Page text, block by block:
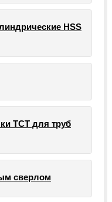
HSS
ТСТ для труб
сверлом